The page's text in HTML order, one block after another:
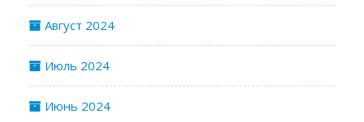
Август 2024
Июль 2024
Июнь 2024